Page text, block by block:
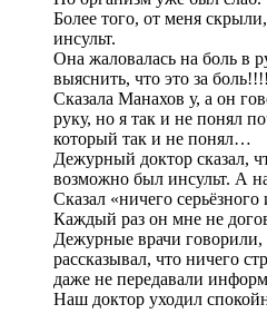
Более того, от меня
инсульт.
Она жаловалась на боль в
выяснить, что это за
Сказала Манахов у, а он
руку, но я так и не понял
который так и не понял…
Дежурный доктор сказал,
возможно был инсульт. А
Сказал «ничего
Каждый раз он мне не
Дежурные врачи говорили,
рассказывал, что ничего
даже не передавали
Наш доктор уходил